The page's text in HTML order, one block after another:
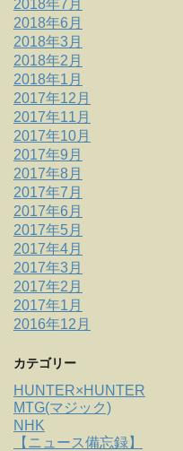
2018年7月
2018年6月
2018年3月
2018年2月
2018年1月
2017年12月
2017年11月
2017年10月
2017年9月
2017年8月
2017年7月
2017年6月
2017年5月
2017年4月
2017年3月
2017年2月
2017年1月
2016年12月
カテゴリー
HUNTER×HUNTER
MTG(マジック)
NHK
【ニュース備忘録】